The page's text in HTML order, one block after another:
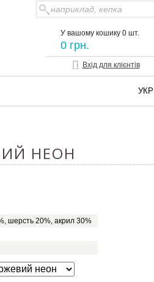
У вашому кошику 0 шт.
0 грн.
Вхід для клієнтів
УКР
НЕОН
шерсть 20%, акрил 30%